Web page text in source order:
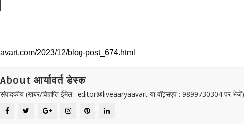
About आर्यावर्त डेस्क
संपादकीय (खबर/विज्ञप्ति ईमेल : editor@liveaaryaavart या वॉट्सएप : 9899730304 पर भेजें)